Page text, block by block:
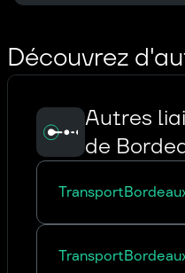
Découvrez
Autres
de
Transport
Transport